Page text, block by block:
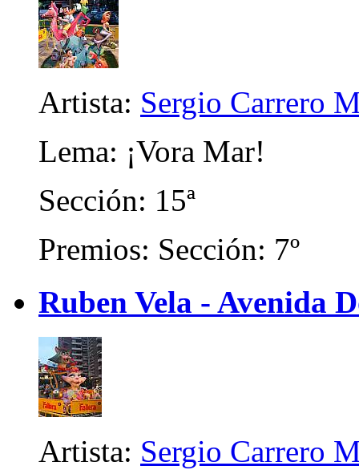
Artista: Sergio Carrero
Lema: ¡Vora Mar!
Sección: 15ª
Premios: Sección: 7º
Ruben Vela - Avenida
Artista: Sergio Carrero